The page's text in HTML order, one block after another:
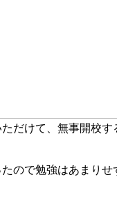
だけて、無事開校す
ので勉強はあまりせ